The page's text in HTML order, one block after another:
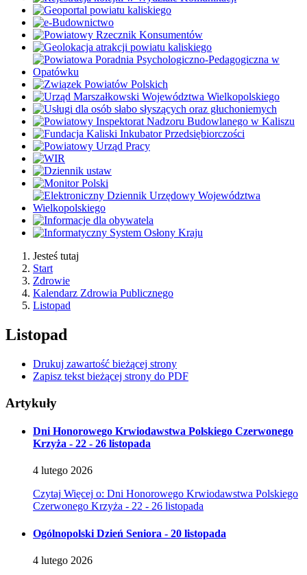
Jesteś tutaj
Start
Zdrowie
Kalendarz Zdrowia Publicznego
Listopad
Listopad
Drukuj zawartość bieżącej strony
Zapisz tekst bieżącej strony do PDF
Artykuły
Dni Honorowego Krwiodawstwa Polskiego Czerwonego
Krzyża - 22 - 26 listopada
4 lutego 2026
Czytaj Więcej o: Dni Honorowego Krwiodawstwa Polskiego
Czerwonego Krzyża - 22 - 26 listopada
Ogólnopolski Dzień Seniora - 20 listopada
4 lutego 2026